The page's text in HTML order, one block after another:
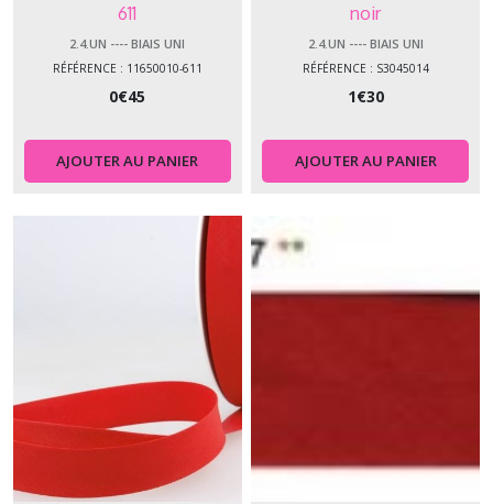
611
2.4.UN ---- BIAIS UNI
RÉFÉRENCE : 11650010-611
0€45
AJOUTER AU PANIER
noir
2.4.UN ---- BIAIS UNI
RÉFÉRENCE : S3045014
1€30
AJOUTER AU PANIER